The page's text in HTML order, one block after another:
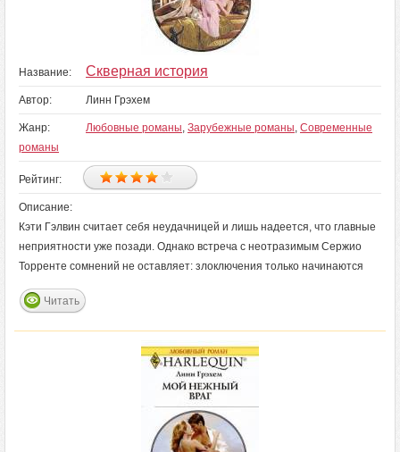
Название: Скверная история
Автор: Линн Грэхем
Жанр: Любовные романы, Зарубежные романы, Современные
романы
Рейтинг:
Описание:
Кэти Гэлвин считает себя неудачницей и лишь надеется, что главные
неприятности уже позади. Однако встреча с неотразимым Сержио
Торренте сомнений не оставляет: злоключения только начинаются
Читать